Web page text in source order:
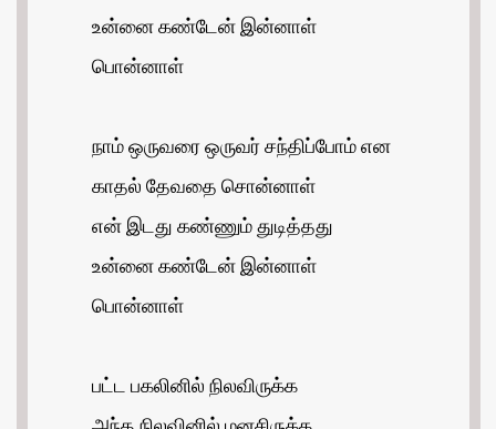
உன்னை கண்டேன் இன்னாள்
பொன்னாள்
நாம் ஒருவரை ஒருவர் சந்திப்போம் என
காதல் தேவதை சொன்னாள்
என் இடது கண்ணும் துடித்தது
உன்னை கண்டேன் இன்னாள்
பொன்னாள்
பட்ட பகலினில் நிலவிருக்க